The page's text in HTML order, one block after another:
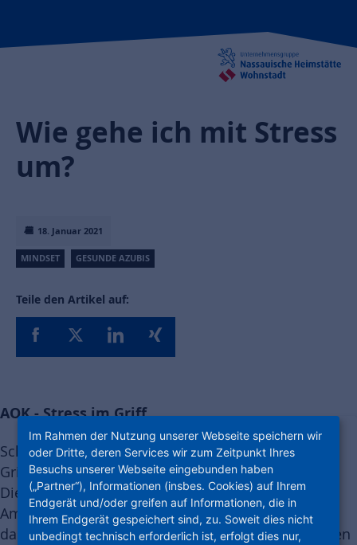
18. Januar 2021
MINDSET GESUNDE AZUBIS
Teile den Artikel auf:
Wie gehe ich mit Stress
um?
AOK - Stress im Griff
Schön, dass Sie sich für die Challenge „Stress im
Griff“, in Kooperation mit der AOK, interessieren.
Die Challenge wird Sie vier Wochen lang begleiten.
Am Ende erhalten Sie ein Zertifikat, welches zeigt,
dass Sie erfolgreich an der Challenge teilgenommen
Im Rahmen der Nutzung unserer Webseite speichern wir
oder Dritte, deren Services wir zum Zeitpunkt Ihres
Besuchs unserer Webseite eingebunden haben
(„Partner“), Informationen (insbes. Cookies) auf Ihrem
Endgerät und/oder greifen auf Informationen, die in
Ihrem Endgerät gespeichert sind, zu. Soweit dies nicht
unbedingt technisch erforderlich ist, erfolgt dies nur,